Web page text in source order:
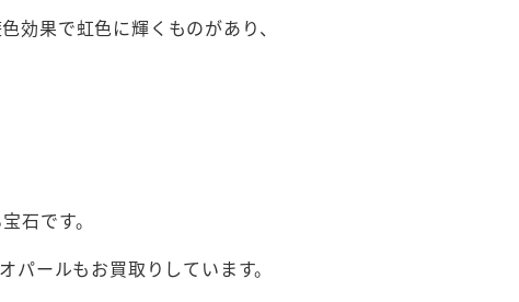
効果で虹色に輝くものがあり、
石です。
ールもお買取りしています。